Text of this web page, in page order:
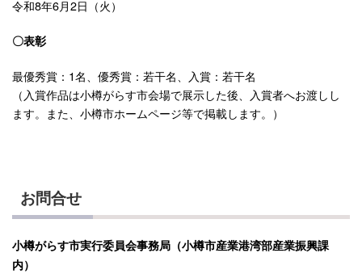
令和8年6月2日（火）
〇表彰
最優秀賞：1名、優秀賞：若干名、入賞：若干名
（入賞作品は小樽がらす市会場で展示した後、入賞者へお渡しし
ます。また、小樽市ホームページ等で掲載します。）
お問合せ
小樽がらす市実行委員会事務局（小樽市産業港湾部産業振興課
内）